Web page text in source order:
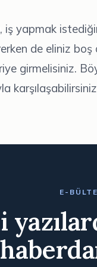
iş yapmak
de eliniz boş
girmelisiniz.
E-